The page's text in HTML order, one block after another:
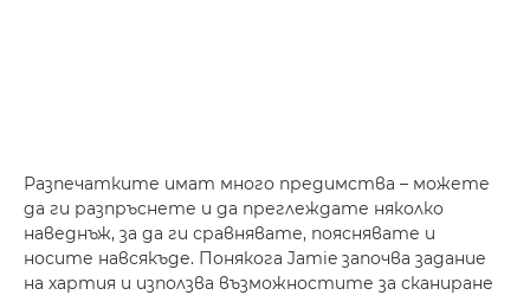
Разпечатките имат много предимства – можете
да ги разпръснете и да преглеждате няколко
наведнъж, за да ги сравнявате, пояснявате и
носите навсякъде. Понякога Jamie започва задание
на хартия и използва възможностите за сканиране